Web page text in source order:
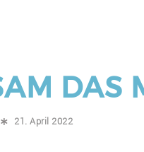
DAS
21. April 2022